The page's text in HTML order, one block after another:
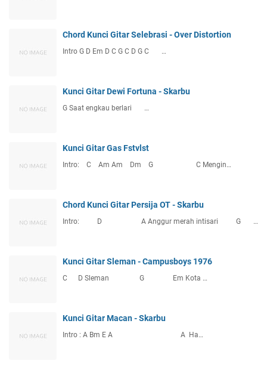
Chord Kunci Gitar Selebrasi - Over Distortion
Intro G D Em D C G C D G C …
Kunci Gitar Dewi Fortuna - Skarbu
G Saat engkau berlari …
Kunci Gitar Gas Fstvlst
Intro: C Am Am Dm G C Mengin…
Chord Kunci Gitar Persija OT - Skarbu
Intro: D A Anggur merah intisari G …
Kunci Gitar Sleman - Campusboys 1976
C D Sleman G Em Kota …
Kunci Gitar Macan - Skarbu
Intro : A Bm E A A Ha…